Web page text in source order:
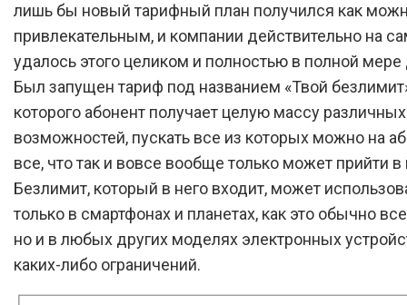
лишь бы новый тарифный план получился как
привлекательным, и компании действительно на
удалось этого целиком и полностью в полной мере
Был запущен тариф под названием «Твой
которого абонент получает целую массу различных
возможностей, пускать все из которых можно на
все, что так и вовсе вообще только может прийти в
Безлимит, который в него входит, может
только в смартфонах и планетах, как это обычно
но и в любых других моделях электронных
каких-либо ограничений.